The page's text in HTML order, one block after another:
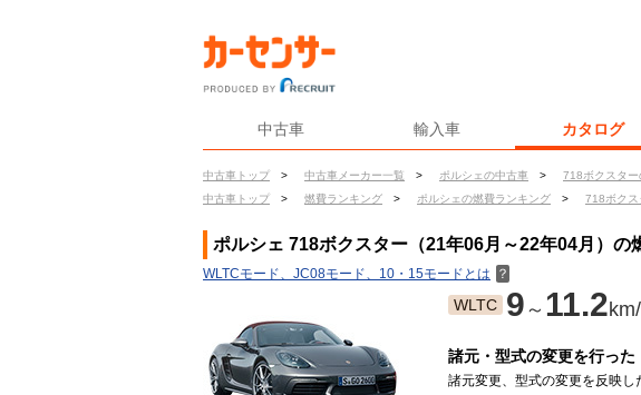
中古車 輸入車 カタログ
中古車トップ > 中古車メーカー一覧 > ポルシェの中古車 > 718ボクスター
中古車トップ
> 燃費ランキング > ポルシェの燃費ランキング > 718ボクス
ポルシェ 718ボクスター（21年06月～22年04月）の
WLTCモード、JC08モード、10・15モードとは ？
WLTC 9 ～ 11.2
諸元・型式の変更を行った
諸元変更、型式の変更を反映し